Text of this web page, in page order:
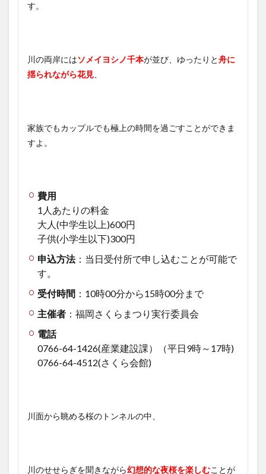
す。
川の両岸にはソメイヨシノ千本が並び、ゆったりと舟に
揺られながら花見
家族でもカップルでも極上の時間を過ごすことができま
すよ。
費用
1人あたりの料金
大人(中学生以上)600円
子供(小学生以下)300円
申込方法： 当日受付所で申し込むことが可能で
す。
受付時間 ：10時00分から15時00分まで
主催者 ：福岡さくらまつり実行委員会
電話
0766-64-1426(産業建設課）（平日9時～17時)
0766-64-4512(さくら会館)
川面から眺める桜のトンネルの中、
川のせせらぎを聞きながら幻想的な夜桜を楽しむことが